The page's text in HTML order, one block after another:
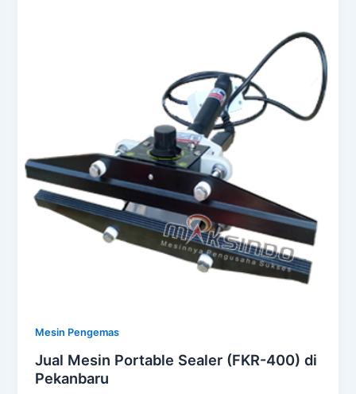
Mesin Pengemas
Jual Mesin Portable Sealer (FKR-400) di
Pekanbaru